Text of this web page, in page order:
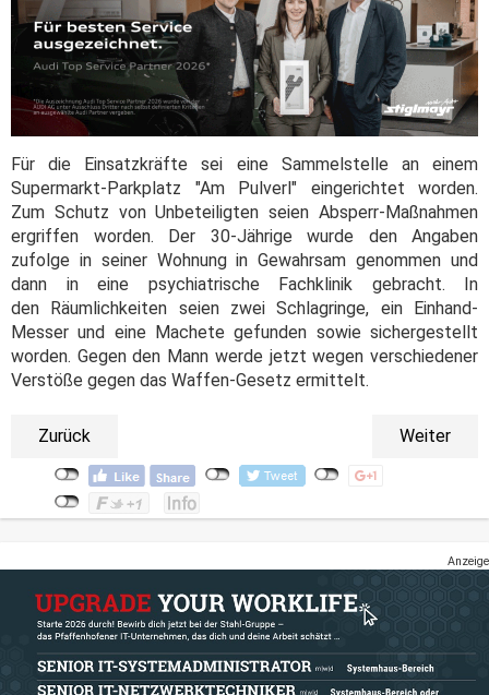
Für die Einsatzkräfte sei eine Sammelstelle an einem
Supermarkt-Parkplatz "Am Pulverl" eingerichtet worden.
Zum Schutz von Unbeteiligten seien Absperr-Maßnahmen
ergriffen worden. Der 30-Jährige wurde den Angaben
zufolge in seiner Wohnung in Gewahrsam genommen und
dann in eine psychiatrische Fachklinik gebracht. In
den Räumlichkeiten seien zwei Schlagringe, ein Einhand-
Messer und eine Machete gefunden sowie sichergestellt
worden. Gegen den Mann werde jetzt wegen verschiedener
Verstöße gegen das Waffen-Gesetz ermittelt.
Zurück Weiter
Anzeige